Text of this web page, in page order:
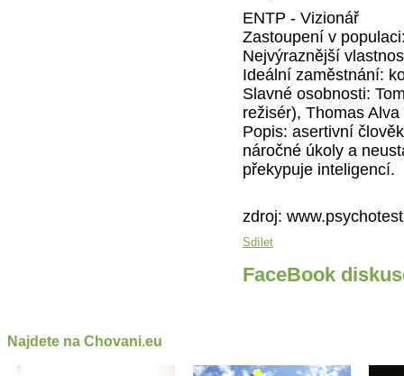
ENTP - Vizionář
Zastoupení v
Nejvýraznější
Ideální zaměstnání:
Slavné osobnosti:
režisér), Thomas
Popis: asertivní
náročné úkoly a
překypuje inteligencí.
zdroj:
Sdílet
FaceBook
Najdete na Chovani.eu